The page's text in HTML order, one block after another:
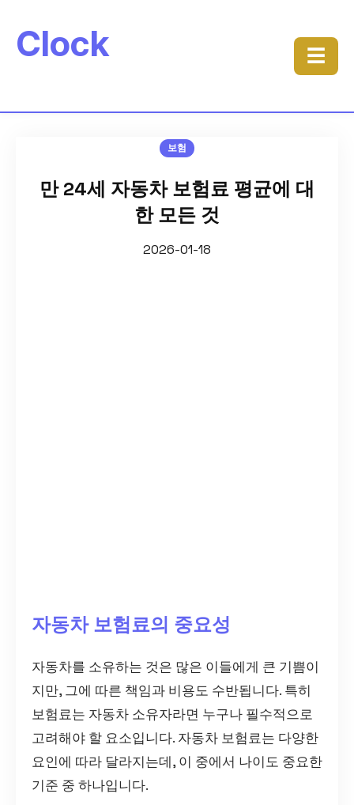
Clock ☰
보험
만 24세 자동차 보험료 평균에 대
한 모든 것
2026-01-18
자동차 보험료의 중요성
자동차를 소유하는 것은 많은 이들에게 큰 기쁨이
지만, 그에 따른 책임과 비용도 수반됩니다. 특히
보험료는 자동차 소유자라면 누구나 필수적으로
고려해야 할 요소입니다. 자동차 보험료는 다양한
요인에 따라 달라지는데, 이 중에서 나이도 중요한
기준 중 하나입니다.